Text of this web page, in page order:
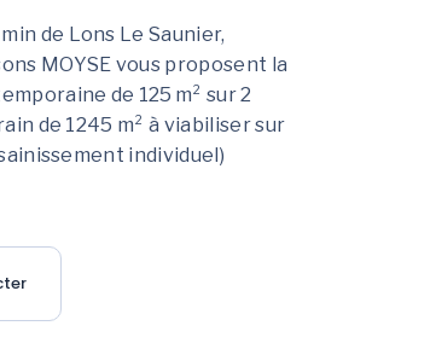
de Lons Le Saunier,
MOYSE vous proposent la
de 125 m² sur 2
de 1245 m² à viabiliser sur
individuel)